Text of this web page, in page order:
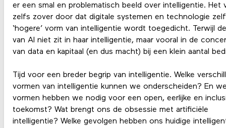
er een smal en problematisch beeld over intelligentie. Het
zelfs zover door dat digitale systemen en technologie
‘hogere’ vorm van intelligentie wordt toegedicht. Terwijl
van AI niet zit in haar intelligentie, maar vooral in de
van data en kapitaal (en dus macht) bij een klein aantal
Tijd voor een breder begrip van intelligentie. Welke
vormen van intelligentie kunnen we onderscheiden? En
vormen hebben we nodig voor een open, eerlijke en
toekomst? Wat brengt ons de obsessie met artificiële
intelligentie? Welke gevolgen hebben ons huidige